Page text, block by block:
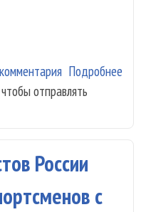
Подробнее
отправлять
России
с